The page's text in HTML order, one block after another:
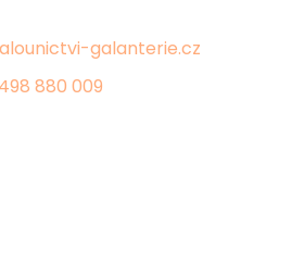
galanterie.cz
880 009